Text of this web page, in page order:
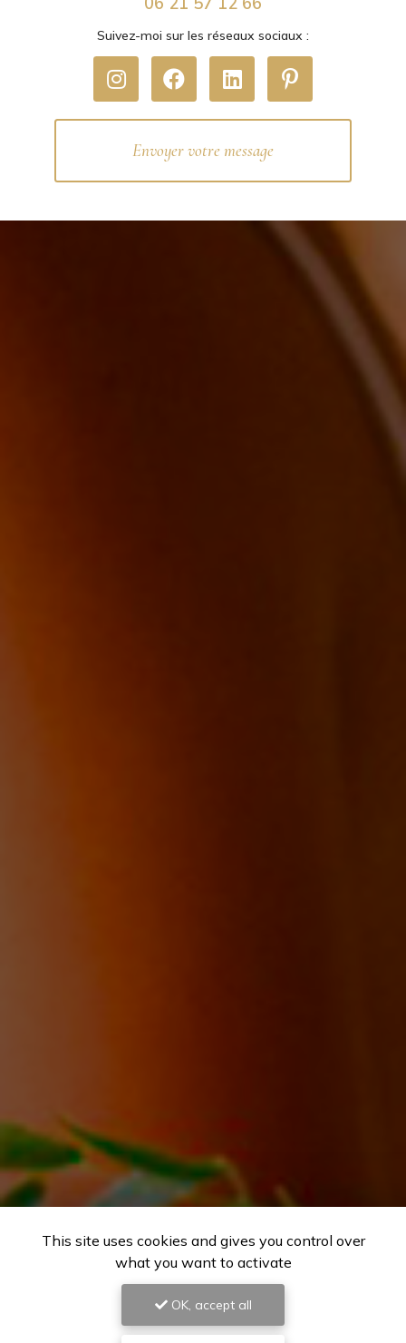
Suivez-moi sur les réseaux sociaux :
Envoyer votre message
This site uses cookies and gives you control over
what you want to activate
OK, accept all